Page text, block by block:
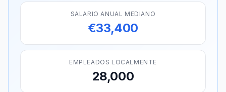
SALARIO ANUAL MEDIANO
€33,400
EMPLEADOS LOCALMENTE
28,000